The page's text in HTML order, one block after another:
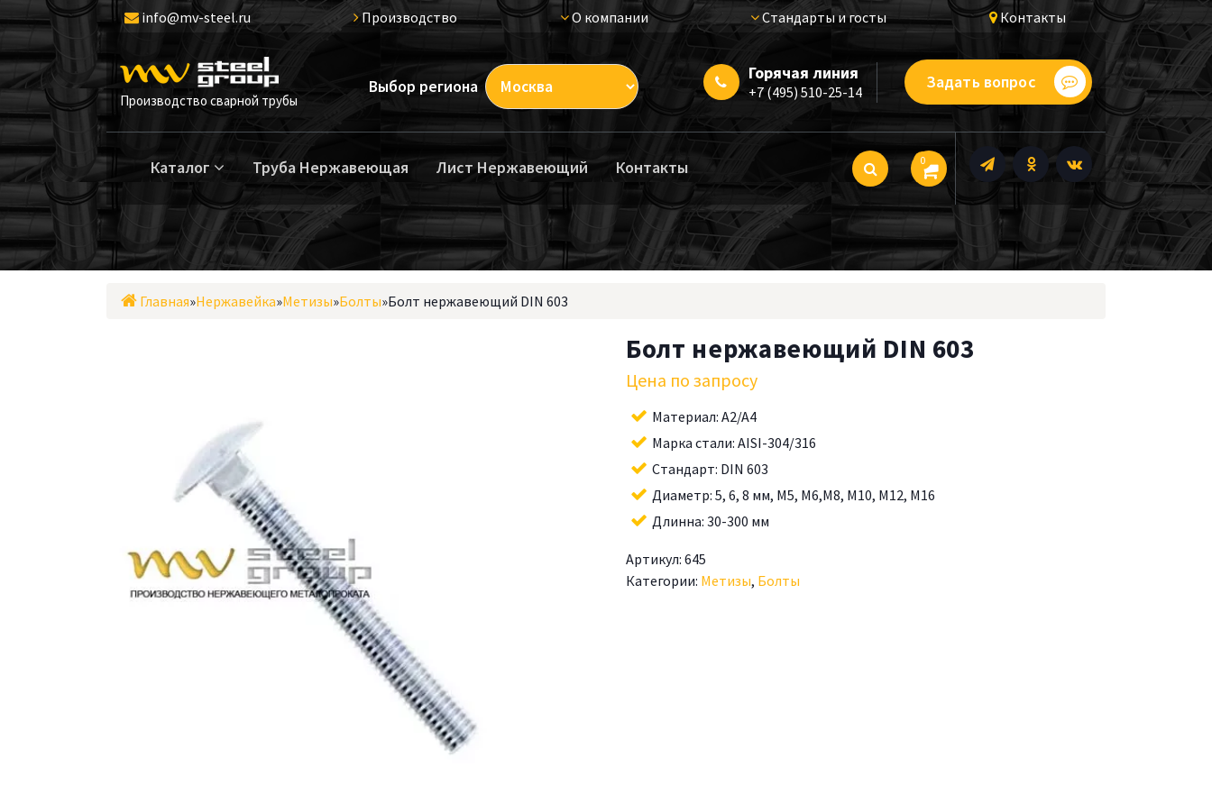
Перейти
к
содержимому
info@mv-steel.ru Производство О компании Стандарты и госты Контакты
Производство сварной трубы
Горячая линия
+7 (495) 510-25-14 Задать вопрос
Выбор региона
Каталог Труба Нержавеющая Лист Нержавеющий Контакты 0
Главная»Нержавейка»Метизы»Болты»Болт нержавеющий DIN 603
Болт нержавеющий DIN 603
Цена по запросу
Материал: A2/A4
Марка стали: AISI-304/316
Стандарт: DIN 603
Диаметр: 5, 6, 8 мм, M5, M6,M8, M10, M12, M16
Длинна: 30-300 мм
Артикул:645
Категории: Метизы, Болты